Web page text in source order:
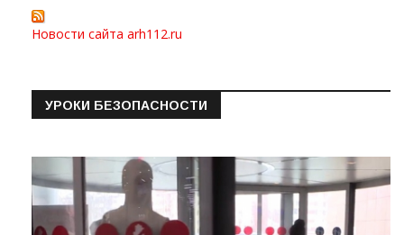
Новости сайта arh112.ru
УРОКИ БЕЗОПАСНОСТИ